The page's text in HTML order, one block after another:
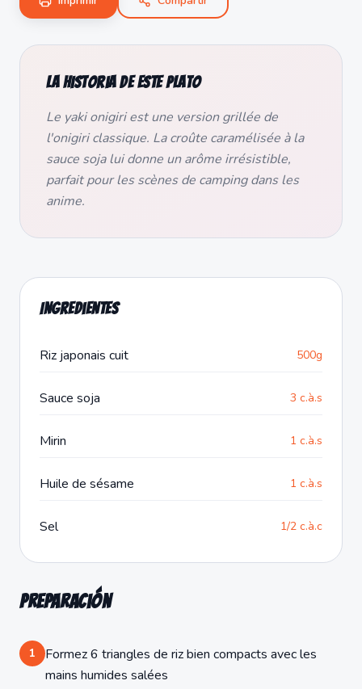
La historia de este plato
Le yaki onigiri est une version grillée de
l'onigiri classique. La croûte caramélisée à la
sauce soja lui donne un arôme irrésistible,
parfait pour les scènes de camping dans les
anime.
Ingredientes
Riz japonais cuit 500g
Sauce soja 3 c.à.s
Mirin 1 c.à.s
Huile de sésame 1 c.à.s
Sel 1/2 c.à.c
Preparación
1
Formez 6 triangles de riz bien compacts avec les
mains humides salées